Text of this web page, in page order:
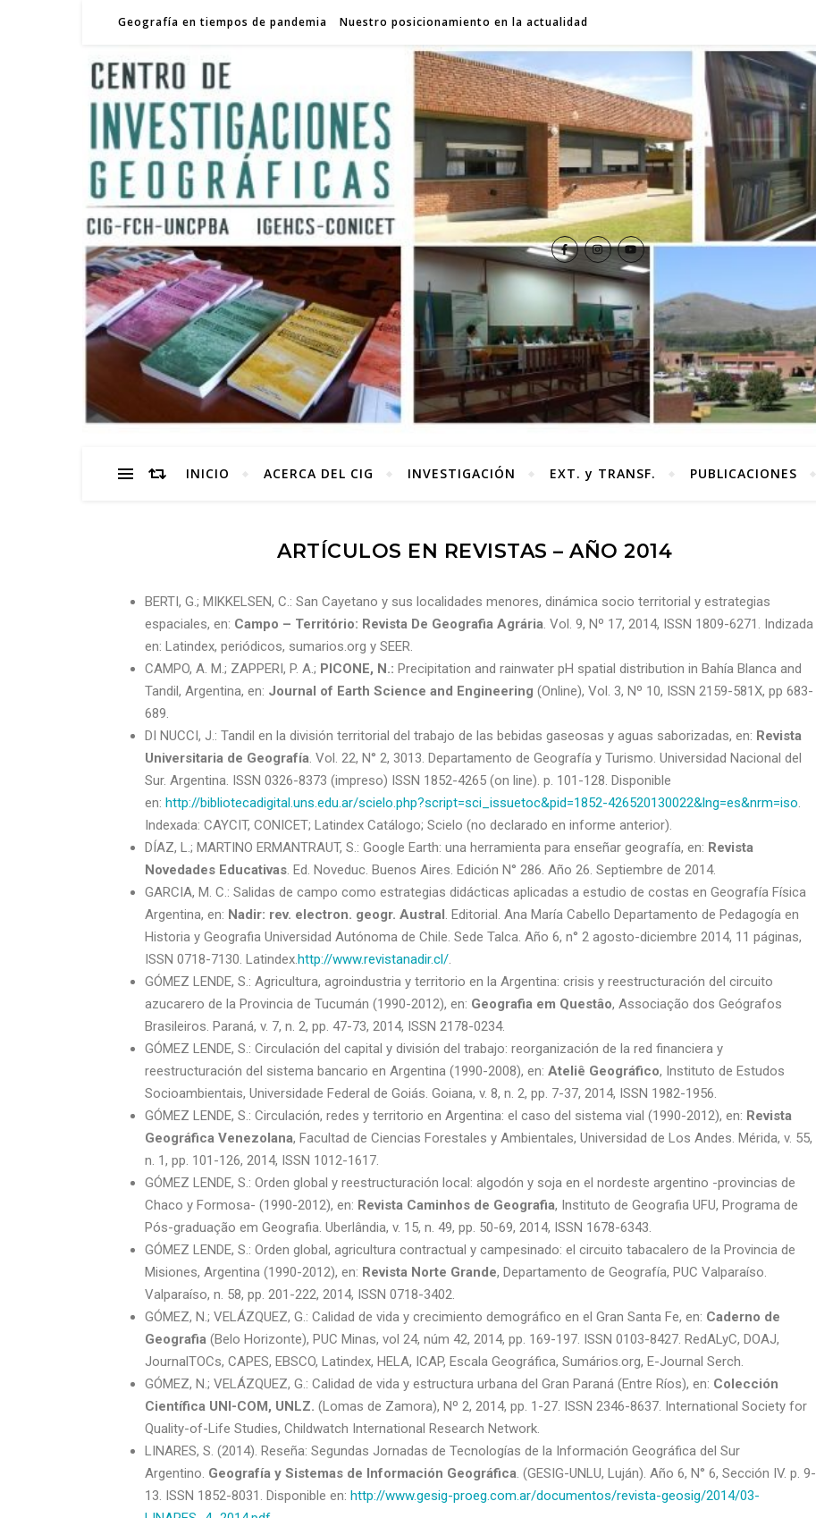
Geografía en tiempos de pandemia Nuestro posicionamiento en la actualidad
INICIO ACERCA DEL CIG INVESTIGACIÓN EXT. y TRANSF. PUBLICACIONES
ARTÍCULOS EN REVISTAS – AÑO 2014
BERTI, G.; MIKKELSEN, C.: San Cayetano y sus localidades menores, dinámica socio territorial y estrategias
espaciales, en: Campo – Território: Revista De Geografia Agrária. Vol. 9, Nº 17, 2014, ISSN 1809-6271. Indizada
en: Latindex, periódicos, sumarios.org y SEER.
CAMPO, A. M.; ZAPPERI, P. A.; PICONE, N.: Precipitation and rainwater pH spatial distribution in Bahía Blanca and
Tandil, Argentina, en: Journal of Earth Science and Engineering (Online), Vol. 3, Nº 10, ISSN 2159-581X, pp 683-
689.
DI NUCCI, J.: Tandil en la división territorial del trabajo de las bebidas gaseosas y aguas saborizadas, en: Revista
Universitaria de Geografía. Vol. 22, N° 2, 3013. Departamento de Geografía y Turismo. Universidad Nacional del
Sur. Argentina. ISSN 0326-8373 (impreso) ISSN 1852-4265 (on line). p. 101-128. Disponible
en: http://bibliotecadigital.uns.edu.ar/scielo.php?script=sci_issuetoc&pid=1852-426520130022&lng=es&nrm=iso.
Indexada: CAYCIT, CONICET; Latindex Catálogo; Scielo (no declarado en informe anterior).
DÍAZ, L.; MARTINO ERMANTRAUT, S.: Google Earth: una herramienta para enseñar geografía, en: Revista
Novedades Educativas. Ed. Noveduc. Buenos Aires. Edición N° 286. Año 26. Septiembre de 2014.
GARCIA, M. C.: Salidas de campo como estrategias didácticas aplicadas a estudio de costas en Geografía Física
Argentina, en: Nadir: rev. electron. geogr. Austral. Editorial. Ana María Cabello Departamento de Pedagogía en
Historia y Geografia Universidad Autónoma de Chile. Sede Talca. Año 6, n° 2 agosto-diciembre 2014, 11 páginas,
ISSN 0718-7130. Latindex.http://www.revistanadir.cl/.
GÓMEZ LENDE, S.: Agricultura, agroindustria y territorio en la Argentina: crisis y reestructuración del circuito
azucarero de la Provincia de Tucumán (1990-2012), en: Geografia em Questâo, Associação dos Geógrafos
Brasileiros. Paraná, v. 7, n. 2, pp. 47-73, 2014, ISSN 2178-0234.
GÓMEZ LENDE, S.: Circulación del capital y división del trabajo: reorganización de la red financiera y
reestructuración del sistema bancario en Argentina (1990-2008), en: Ateliê Geográfico, Instituto de Estudos
Socioambientais, Universidade Federal de Goiás. Goiana, v. 8, n. 2, pp. 7-37, 2014, ISSN 1982-1956.
GÓMEZ LENDE, S.: Circulación, redes y territorio en Argentina: el caso del sistema vial (1990-2012), en: Revista
Geográfica Venezolana, Facultad de Ciencias Forestales y Ambientales, Universidad de Los Andes. Mérida, v. 55,
n. 1, pp. 101-126, 2014, ISSN 1012-1617.
GÓMEZ LENDE, S.: Orden global y reestructuración local: algodón y soja en el nordeste argentino -provincias de
Chaco y Formosa- (1990-2012), en: Revista Caminhos de Geografia, Instituto de Geografia UFU, Programa de
Pós-graduação em Geografia. Uberlândia, v. 15, n. 49, pp. 50-69, 2014, ISSN 1678-6343.
GÓMEZ LENDE, S.: Orden global, agricultura contractual y campesinado: el circuito tabacalero de la Provincia de
Misiones, Argentina (1990-2012), en: Revista Norte Grande, Departamento de Geografía, PUC Valparaíso.
Valparaíso, n. 58, pp. 201-222, 2014, ISSN 0718-3402.
GÓMEZ, N.; VELÁZQUEZ, G.: Calidad de vida y crecimiento demográfico en el Gran Santa Fe, en: Caderno de
Geografia (Belo Horizonte), PUC Minas, vol 24, núm 42, 2014, pp. 169-197. ISSN 0103-8427. RedALyC, DOAJ,
JournalTOCs, CAPES, EBSCO, Latindex, HELA, ICAP, Escala Geográfica, Sumários.org, E-Journal Serch.
GÓMEZ, N.; VELÁZQUEZ, G.: Calidad de vida y estructura urbana del Gran Paraná (Entre Ríos), en: Colección
Científica UNI-COM, UNLZ. (Lomas de Zamora), Nº 2, 2014, pp. 1-27. ISSN 2346-8637. International Society for
Quality-of-Life Studies, Childwatch International Research Network.
LINARES, S. (2014). Reseña: Segundas Jornadas de Tecnologías de la Información Geográfica del Sur
Argentino. Geografía y Sistemas de Información Geográfica. (GESIG-UNLU, Luján). Año 6, N° 6, Sección IV. p. 9-
13. ISSN 1852-8031. Disponible en: http://www.gesig-proeg.com.ar/documentos/revista-geosig/2014/03-